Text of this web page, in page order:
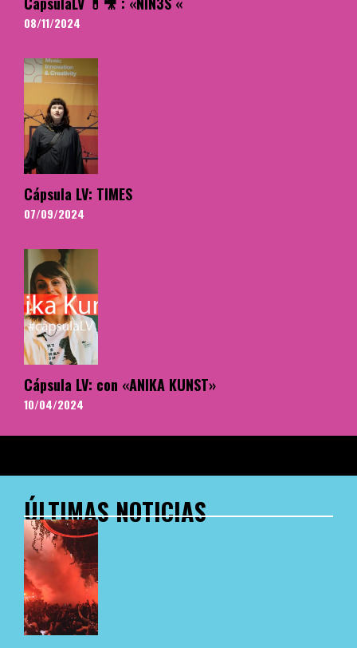
08/11/2024
Cápsula LV: TIMES
07/09/2024
Cápsula LV: con «ANIKA KUNST»
10/04/2024
ÚLTIMAS NOTICIAS